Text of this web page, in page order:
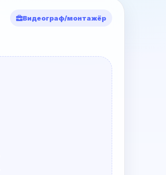
Видеограф/монтажёр